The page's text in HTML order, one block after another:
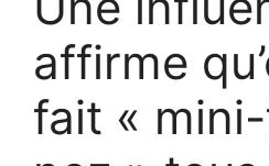
affirme
fait «